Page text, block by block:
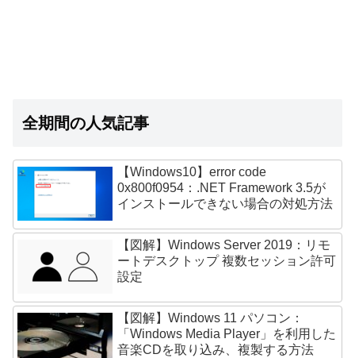
全期間の人気記事
【Windows10】error code
0x800f0954：.NET Framework 3.5が
インストールできない場合の対処方法
【図解】Windows Server 2019：リモ
ートデスクトップ 複数セッション許可
設定
【図解】Windows 11 パソコン：
「Windows Media Player」を利用した
音楽CDを取り込み、複製する方法